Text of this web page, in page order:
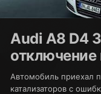
Audi A8 D4
отключение
Автомобиль приехал
катализаторов с